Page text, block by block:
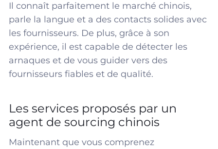
Il connaît parfaitement le marché chinois,
parle la langue et a des contacts solides avec
les fournisseurs. De plus, grâce à son
expérience, il est capable de détecter les
arnaques et de vous guider vers des
fournisseurs fiables et de qualité.
Les services proposés par un
agent de sourcing chinois
Maintenant que vous comprenez